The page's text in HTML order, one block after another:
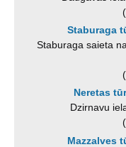
Staburaga
Staburaga saieta
Neretas
Dzirnavu
Mazzalves